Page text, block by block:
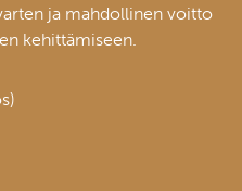
ja mahdollinen voitto
kehittämiseen.